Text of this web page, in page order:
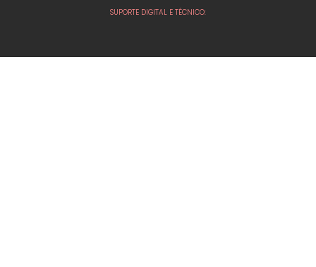
SUPORTE DIGITAL E TÉCNICO: